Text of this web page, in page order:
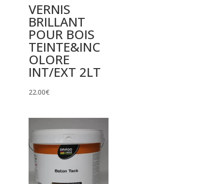
VERNIS
BRILLANT
POUR BOIS
TEINTE&INC
OLORE
INT/EXT 2LT
22.00€